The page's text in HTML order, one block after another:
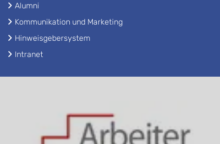
Alumni
Kommunikation und Marketing
Hinweisgebersystem
Intranet